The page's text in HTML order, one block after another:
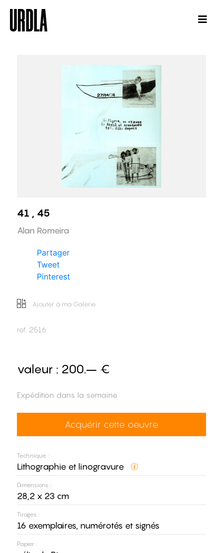
41 , 45
Alan Romeira
Partager
Tweet
Pinterest
Ajouter à ma Galerie
ref. 2516
Technique :
Lithographie et linogravure
Dimensions :
28,2 x 23 cm
Tirages :
16 exemplaires, numérotés et signés
Papier :
valeur : 200.– €
Expédition dans la semaine
Acquérir cette oeuvre